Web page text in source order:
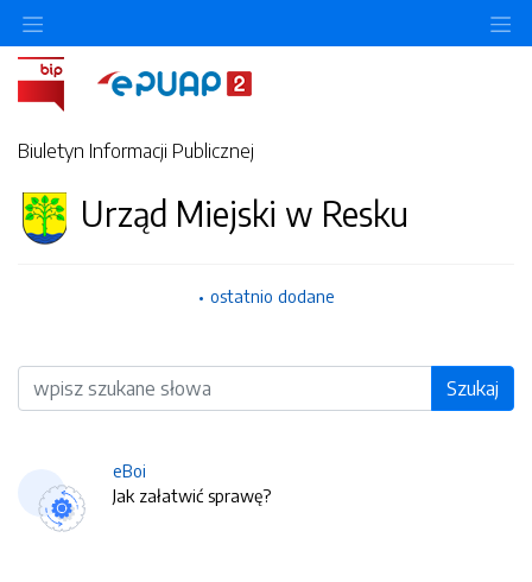
Biuletyn Informacji Publicznej
Urząd Miejski w Resku
ostatnio dodane
Wyszukiwarka Szukaj
eBoi
Jak załatwić sprawę?